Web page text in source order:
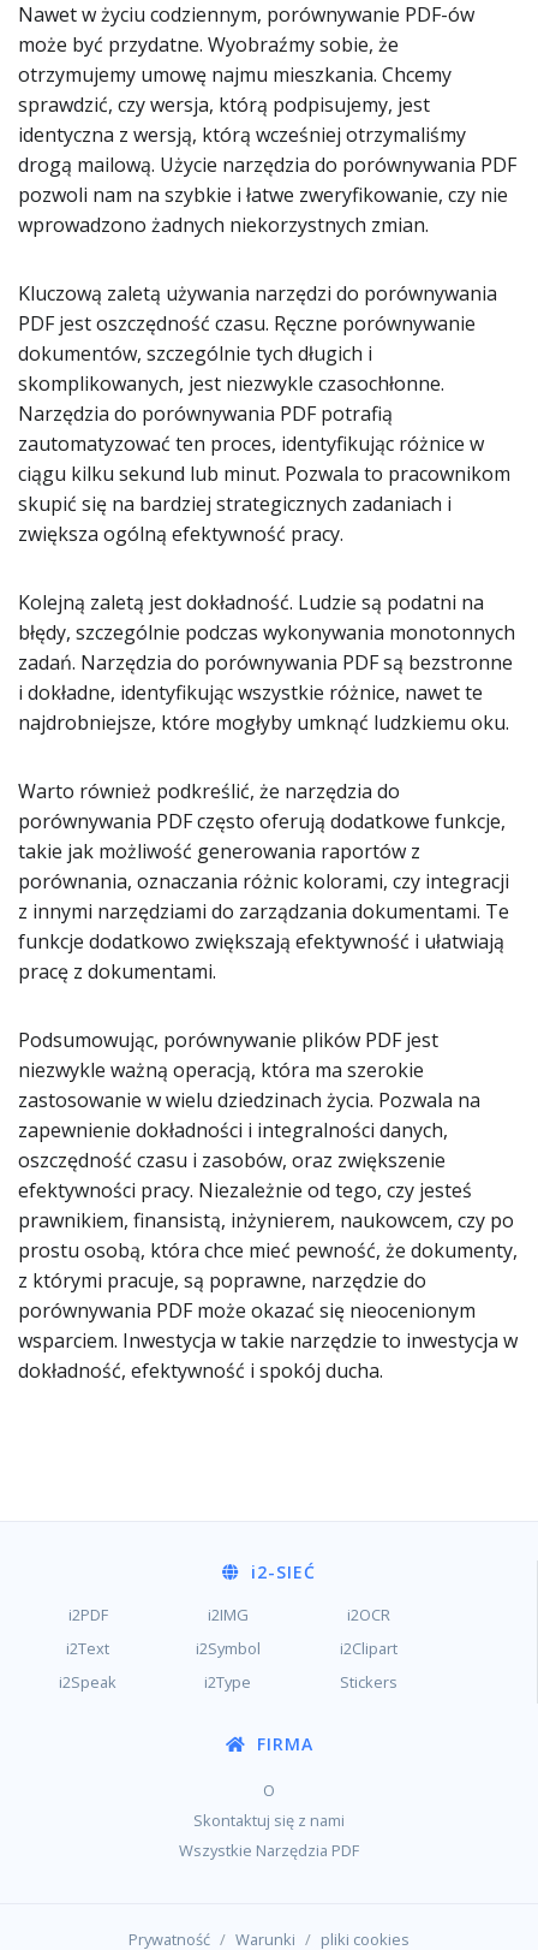
Nawet w życiu codziennym, porównywanie PDF-ów
może być przydatne. Wyobraźmy sobie, że
otrzymujemy umowę najmu mieszkania. Chcemy
sprawdzić, czy wersja, którą podpisujemy, jest
identyczna z wersją, którą wcześniej otrzymaliśmy
drogą mailową. Użycie narzędzia do porównywania PDF
pozwoli nam na szybkie i łatwe zweryfikowanie, czy nie
wprowadzono żadnych niekorzystnych zmian.
Kluczową zaletą używania narzędzi do porównywania
PDF jest oszczędność czasu. Ręczne porównywanie
dokumentów, szczególnie tych długich i
skomplikowanych, jest niezwykle czasochłonne.
Narzędzia do porównywania PDF potrafią
zautomatyzować ten proces, identyfikując różnice w
ciągu kilku sekund lub minut. Pozwala to pracownikom
skupić się na bardziej strategicznych zadaniach i
zwiększa ogólną efektywność pracy.
Kolejną zaletą jest dokładność. Ludzie są podatni na
błędy, szczególnie podczas wykonywania monotonnych
zadań. Narzędzia do porównywania PDF są bezstronne
i dokładne, identyfikując wszystkie różnice, nawet te
najdrobniejsze, które mogłyby umknąć ludzkiemu oku.
Warto również podkreślić, że narzędzia do
porównywania PDF często oferują dodatkowe funkcje,
takie jak możliwość generowania raportów z
porównania, oznaczania różnic kolorami, czy integracji
z innymi narzędziami do zarządzania dokumentami. Te
funkcje dodatkowo zwiększają efektywność i ułatwiają
pracę z dokumentami.
Podsumowując, porównywanie plików PDF jest
niezwykle ważną operacją, która ma szerokie
zastosowanie w wielu dziedzinach życia. Pozwala na
zapewnienie dokładności i integralności danych,
oszczędność czasu i zasobów, oraz zwiększenie
efektywności pracy. Niezależnie od tego, czy jesteś
prawnikiem, finansistą, inżynierem, naukowcem, czy po
prostu osobą, która chce mieć pewność, że dokumenty,
z którymi pracuje, są poprawne, narzędzie do
porównywania PDF może okazać się nieocenionym
wsparciem. Inwestycja w takie narzędzie to inwestycja w
dokładność, efektywność i spokój ducha.
i2-SIEĆ
i2PDF i2IMG
i2OCR
i2Text
i2Symbol
i2Clipart
i2Speak
i2Type Stickers
FIRMA
O
Skontaktuj się z nami
Wszystkie Narzędzia PDF
Prywatność / Warunki / pliki cookies